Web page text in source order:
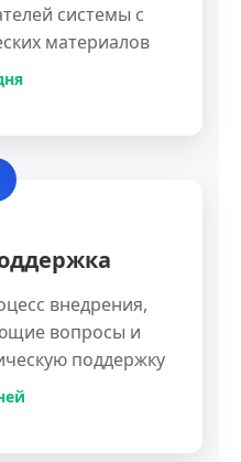
системы с
материалов
внедрения,
вопросы и
поддержку